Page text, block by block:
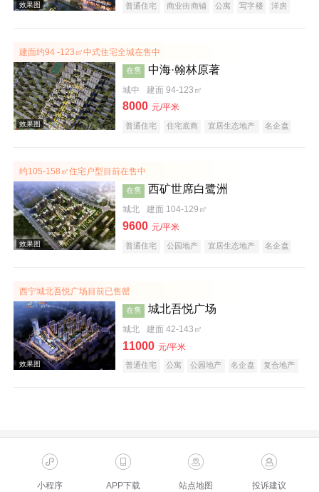
实景图
普通住宅 商业街商铺 公寓 写字楼
洋房
建面约94 -123㎡中式住宅全城在售中
在售 中海·翰林原著
城中 建面 94-123㎡
8000 元/平米
普通住宅 住宅底商 宜居生态地产 名企盘
约105-158㎡住宅户型目前在售中
在售 西矿世席白鹭洲
城北 建面 104-129㎡
9600 元/平米
普通住宅 公园地产 宜居生态地产 名企盘
西宁城北吾悦广场目前已售罄
在售 城北吾悦广场
城北 建面 42-143㎡
11000 元/平米
普通住宅 公寓 公园地产 名企盘 复合地产
小程序 APP下载 站点地图 投诉建议